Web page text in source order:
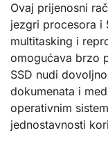
Ovaj prijenosni
jezgri procesora i
multitasking i
omogućava brzo
SSD nudi
dokumenata i
operativnim
jednostavnosti